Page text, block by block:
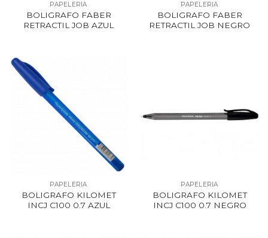
PAPELERIA
BOLIGRAFO FABER
RETRACTIL JOB AZUL
PAPELERIA
BOLIGRAFO FABER
RETRACTIL JOB NEGRO
PAPELERIA
BOLIGRAFO KILOMET
INCJ C100 0.7 AZUL
PAPELERIA
BOLIGRAFO KILOMET
INCJ C100 0.7 NEGRO